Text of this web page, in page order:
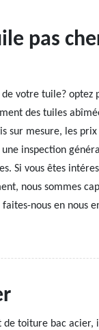
pas
votre tuile? optez
des tuiles
sur mesure, les
inspection
Si vous êtes
nous sommes
nous en nous
toiture bac acier,